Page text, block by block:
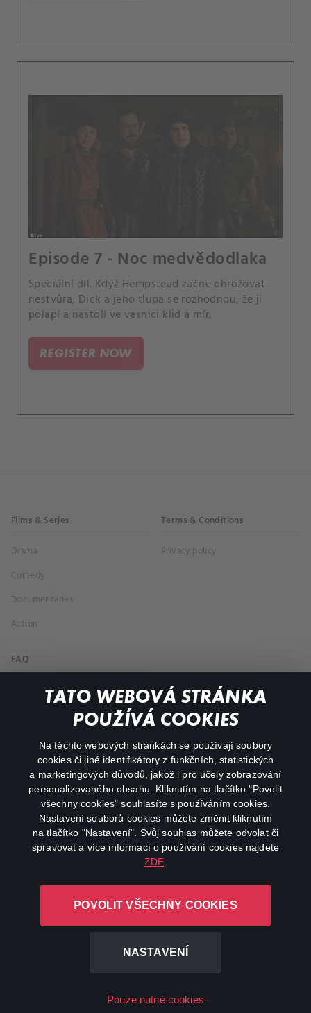
TATO WEBOVÁ STRÁNKA
POUŽÍVÁ COOKIES
Na těchto webových stránkách se používají soubory
cookies či jiné identifikátory z funkčních, statistických
a marketingových důvodů, jakož i pro účely zobrazování
personalizovaného obsahu. Kliknutím na tlačítko "Povolit
všechny cookies" souhlasíte s používáním cookies.
Nastavení souborů cookies můžete změnit kliknutím
na tlačítko "Nastavení". Svůj souhlas můžete odvolat či
spravovat a více informací o používání cookies najdete
ZDE
POVOLIT VŠECHNY COOKIES
NASTAVENÍ
Pouze nutné cookies
Episode 7 - Noc medvědodlaka
Speciální díl. Když Hempstead začne ohrožovat
nestvůra, Dick a jeho tlupa se rozhodnou, že ji
polapí a nastolí ve vesnici klid a mír.
REGISTER NOW
Films & Series
Drama
Comedy
Documentaries
Action
Terms & Conditions
Privacy policy
FAQ
My profile
facebookinstagram
youtube
L-1246 Luxembourg R.C.S.